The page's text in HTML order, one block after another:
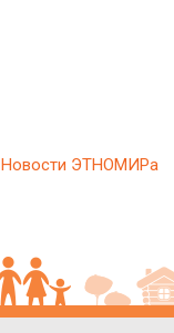
Новости ЭТНОМИРа